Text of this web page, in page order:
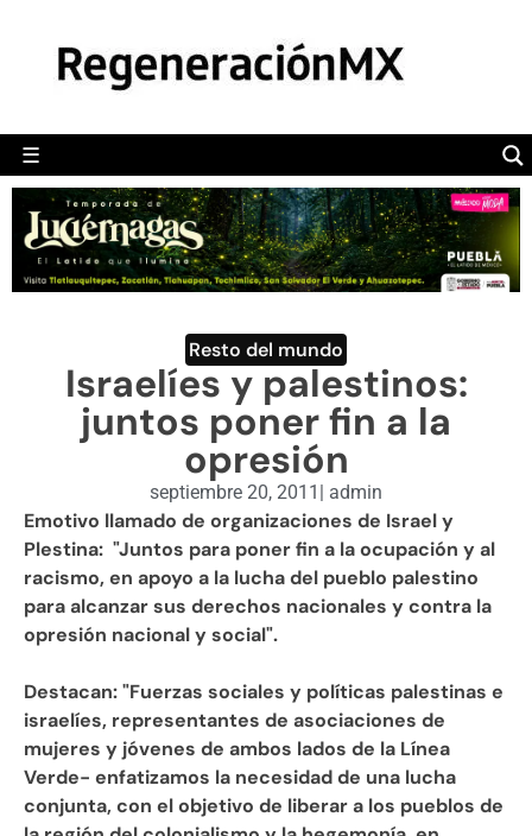
☰
POLÍTICA
CAMALEÓN
OPINIÓN
DEPORTES
ENGLISH SECTION
VIDEOS
Resto del mundo
Israelíes y palestinos:
juntos poner fin a la
opresión
septiembre 20, 2011 | admin
Emotivo llamado de organizaciones de Israel y
Plestina: "Juntos para poner fin a la ocupación y al
racismo, en apoyo a la lucha del pueblo palestino
para alcanzar sus derechos nacionales y contra la
opresión nacional y social".
Destacan: "Fuerzas sociales y políticas palestinas e
israelíes, representantes de asociaciones de
mujeres y jóvenes de ambos lados de la Línea
Verde- enfatizamos la necesidad de una lucha
conjunta, con el objetivo de liberar a los pueblos de